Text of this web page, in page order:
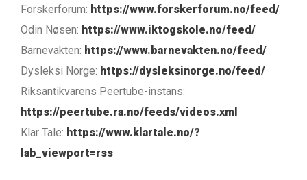
Forskerforum: https://www.forskerforum.no/feed/
Odin Nøsen: https://www.iktogskole.no/feed/
Barnevakten: https://www.barnevakten.no/feed/
Dysleksi Norge: https://dysleksinorge.no/feed/
Riksantikvarens Peertube-instans:
https://peertube.ra.no/feeds/videos.xml
Klar Tale: https://www.klartale.no/?
lab_viewport=rss